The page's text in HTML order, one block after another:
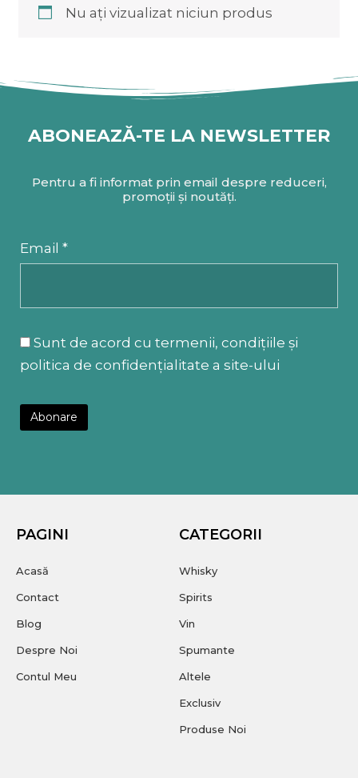
Nu ați vizualizat niciun produs
ABONEAZĂ-TE LA NEWSLETTER
Pentru a fi informat prin email despre reduceri,
promoții și noutăți.
Email *
Sunt de acord cu termenii, condițiile și
politica de confidențialitate a site-ului
PAGINI
Acasă
Contact
Blog
Despre Noi
Contul Meu
CATEGORII
Whisky
Spirits
Vin
Spumante
Altele
Exclusiv
Produse Noi